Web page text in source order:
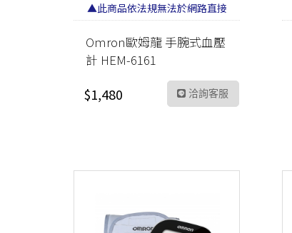
▲此商品依法規無法於網路直接
販售 請加LINE洽詢▲
Omron歐姆龍 手腕式血壓
計 HEM-6161
$1,480 洽詢客服